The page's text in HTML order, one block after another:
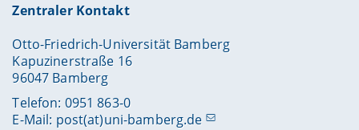
Zentraler Kontakt
Otto-Friedrich-Universität Bamberg
Kapuzinerstraße 16
96047 Bamberg
Telefon: 0951 863-0
E-Mail: post(at)uni-bamberg.de